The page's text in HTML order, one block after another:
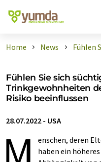
Home News Fühlen
Fühlen Sie sich
Trinkgewohnheiten
Risiko beeinflussen
28.07.2022 - USA
enschen, deren
haben ein